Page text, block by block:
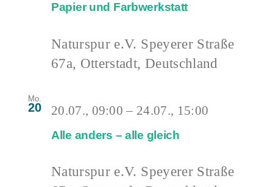
Papier und Farbwerkstatt
Naturspur e.V. Speyerer Straße
67a, Otterstadt, Deutschland
Mo.
20
Alle anders – alle gleich
20.07., 09:00 – 24.07., 15:00
Naturspur e.V. Speyerer Straße